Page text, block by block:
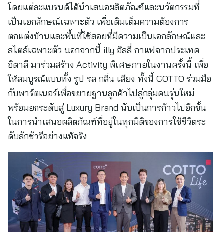
โดยแต่ละแบรนด์ได้นำเสนอผลิตภัณฑ์และนวัตกรรมที่
เป็นเอกลักษณ์เฉพาะตัว เพื่อเติมเต็มความต้องการ
ตกแต่งบ้านและพื้นที่ใช้สอยที่มีความเป็นเอกลักษณ์และ
สไตล์เฉพาะตัว นอกจากนี้ illy อิลลี่ กาแฟจากประเทศ
อิตาลี มาร่วมสร้าง Activity พิเศษภายในงานครั้งนี้ เพื่อ
ให้สมบูรณ์แบบทั้ง รูป รส กลิ่น เสียง ทั้งนี้ COTTO ร่วมมือ
กับพาร์ตเนอร์เพื่อขยายฐานลูกค้าไปสู่กลุ่มคนรุ่นใหม่
พร้อมยกระดับสู่ Luxury Brand นับเป็นการก้าวไปอีกขั้น
ในการนำเสนอผลิตภัณฑ์ที่อยู่ในทุกมิติของการใช้ชีวิตระ
ดับลักชัวรีอย่างแท้จริง